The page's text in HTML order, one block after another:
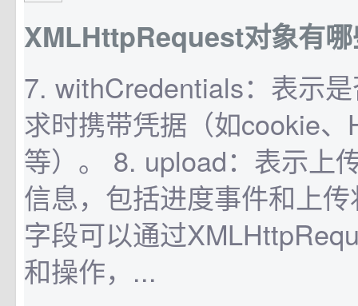
XMLHttpRequest对象有
7. withCredentials：表示
求时携带凭据（如cookie
等）。 8. upload：表示上
信息，包括进度事件和上
字段可以通过
和操作，...